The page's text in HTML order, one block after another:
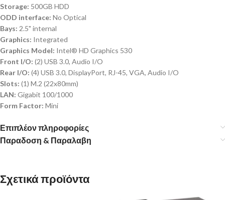
Storage: 500GB HDD
ODD interface: No Optical
Bays: 2.5" internal
Graphics: Integrated
Graphics Model: Intel® HD Graphics 530
Front I/O: (2) USB 3.0, Audio I/O
Rear I/O: (4) USB 3.0, DisplayPort, RJ-45, VGA, Audio I/O
Slots: (1) M.2 (22x80mm)
LAN: Gigabit 100/1000
Form Factor: Mini
Επιπλέον πληροφορίες
Παραδοση & Παραλαβη
Σχετικά προϊόντα